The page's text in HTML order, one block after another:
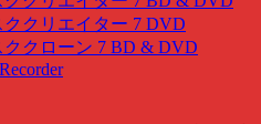
ククリエイター 7 DVD
ククローン 7 BD & DVD